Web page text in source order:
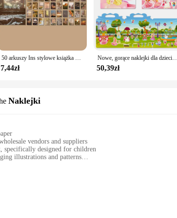
personalized and inspiring environment with our
touch of elegance to your desk or work area. With a range of
a pop of color or showcase your love for literature, these
they are also functional. They can be used to label files,
and long-lasting, making them perfect for frequent use.
stickers are easy to apply and remove, allowing for
supplies. With their professional design and versatile use,
50 arkuszy Ins stylowe książka na naklejki papierowy dziennik Washi DIY materiał naklejka dekoracyjna notatnik materiałów piśmiennych do scrapbooking
7,44zł
Nowe, gorące naklejki dla dzieci do ręcznych naklejek do puzzli książki z motywem poznawczym wielokrotnego użytku dla dzieci
50,39zł
Naklejki
vendors and suppliers
specifically designed for children
illustrations and patterns
for classrooms, playrooms, and family bonding time
Comes in a set, with a variety of designs and sizes
a collection of stickers; it's a gateway to creativity and